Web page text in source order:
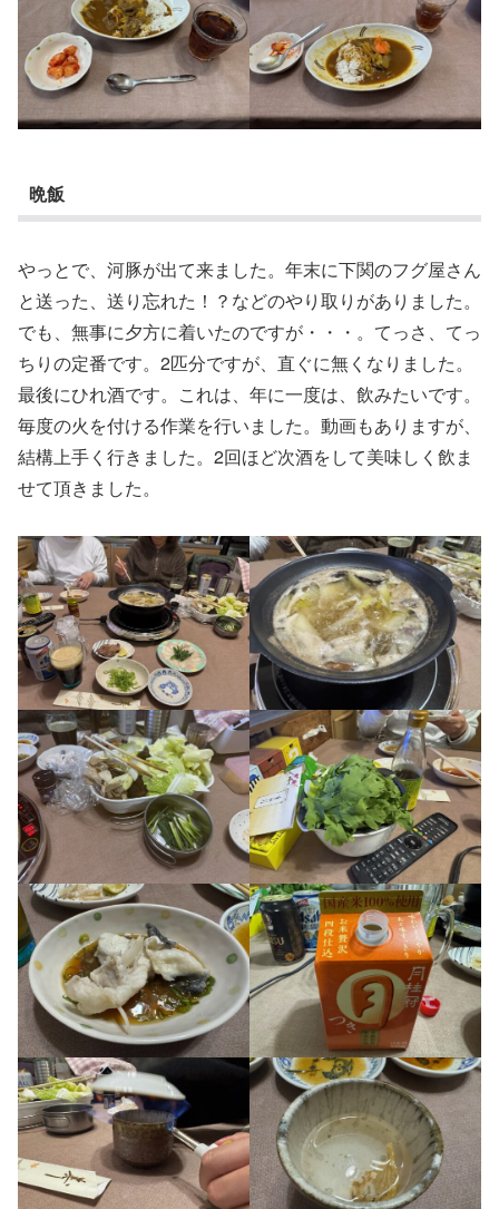
晩飯
やっとで、河豚が出て来ました。年末に下関のフグ屋さん
と送った、送り忘れた！？などのやり取りがありました。
でも、無事に夕方に着いたのですが・・・。てっさ、てっ
ちりの定番です。2匹分ですが、直ぐに無くなりました。
最後にひれ酒です。これは、年に一度は、飲みたいです。
毎度の火を付ける作業を行いました。動画もありますが、
結構上手く行きました。2回ほど次酒をして美味しく飲ま
せて頂きました。